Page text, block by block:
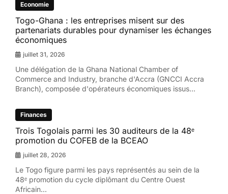
Economie
Togo-Ghana : les entreprises misent sur des
partenariats durables pour dynamiser les échanges
économiques
juillet 31, 2026
Une délégation de la Ghana National Chamber of
Commerce and Industry, branche d'Accra (GNCCI Accra
Branch), composée d'opérateurs économiques issus...
Finances
Trois Togolais parmi les 30 auditeurs de la 48ᵉ
promotion du COFEB de la BCEAO
juillet 28, 2026
Le Togo figure parmi les pays représentés au sein de la
48ᵉ promotion du cycle diplômant du Centre Ouest
Africain...